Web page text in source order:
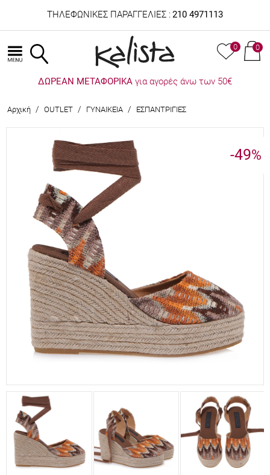
ΤΗΛΕΦΩΝΙΚΕΣ ΠΑΡΑΓΓΕΛΙΕΣ : 210 4971113
0 0
ΔΩΡΕΑΝ ΜΕΤΑΦΟΡΙΚΑ για αγορές άνω των 50€
Αρχική / OUTLET / ΓΥΝΑΙΚΕΙΑ / ΕΣΠΑΝΤΡΙΓΙΕΣ
-49%